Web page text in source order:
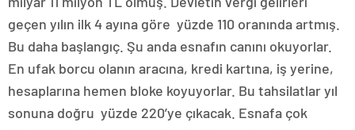
geçen yılın ilk 4 ayına göre yüzde 110 oranında artmış.
Bu daha başlangıç. Şu anda esnafın canını okuyorlar.
En ufak borcu olanın aracına, kredi kartına, iş yerine,
hesaplarına hemen bloke koyuyorlar. Bu tahsilatlar yıl
sonuna doğru yüzde 220’ye çıkacak. Esnafa çok